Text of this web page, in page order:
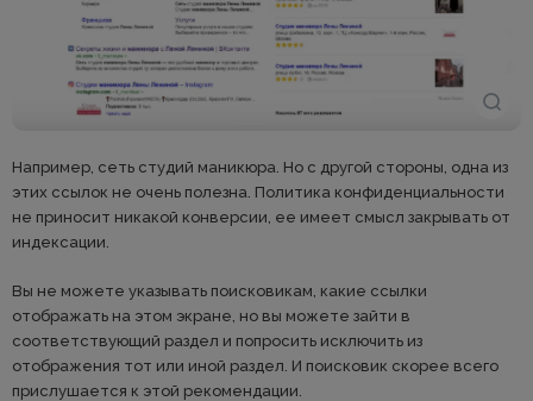
Например, сеть студий маникюра. Но с другой стороны, одна из
этих ссылок не очень полезна. Политика конфиденциальности
не приносит никакой конверсии, ее имеет смысл закрывать от
индексации.
Вы не можете указывать поисковикам, какие ссылки
отображать на этом экране, но вы можете зайти в
соответствующий раздел и попросить исключить из
отображения тот или иной раздел. И поисковик скорее всего
прислушается к этой рекомендации.